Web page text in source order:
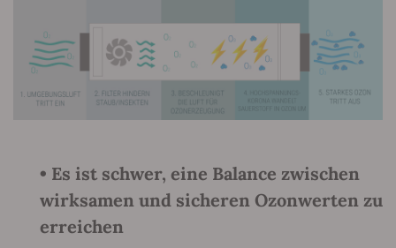
• Es ist schwer, eine Balance zwischen
wirksamen und sicheren Ozonwerten zu
erreichen